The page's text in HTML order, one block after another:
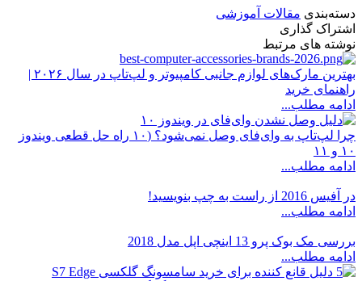
دسته‌بندی مقالات آموزشی
اشتراک گذاری
نوشته های مرتبط
بهترین مارک‌های لوازم جانبی کامپیوتر و لپ‌تاپ در سال ۲۰۲۶ |
راهنمای خرید
ادامه مطلب...
چرا لپ‌تاپ به وای‌فای وصل نمی‌شود؟ (۱۰ راه حل قطعی ویندوز
۱۰ و ۱۱
ادامه مطلب...
در آفیس 2016 از راست به چپ بنویسید!
ادامه مطلب...
بررسی مک بوک پرو 13 اینچی اپل مدل 2018
ادامه مطلب...